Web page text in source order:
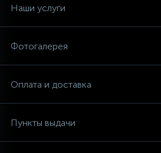
Наши услуги
Фотогалерея
Оплата и доставка
Пункты выдачи